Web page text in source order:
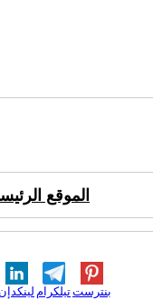
الموقع
لينكدإن تيلكرامبنترست